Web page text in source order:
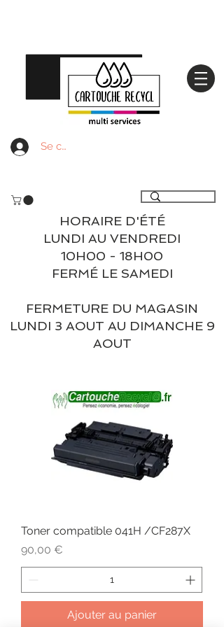
Se connecter
HORAIRE D'ÉTÉ
LUNDI AU VENDREDI
10H00 - 18H00
FERMÉ LE SAMEDI
FERMETURE DU MAGASIN
LUNDI 3 AOUT AU DIMANCHE 9
AOUT
Toner compatible 041H /CF287X
Prix
90,00 €
Ajouter au panier